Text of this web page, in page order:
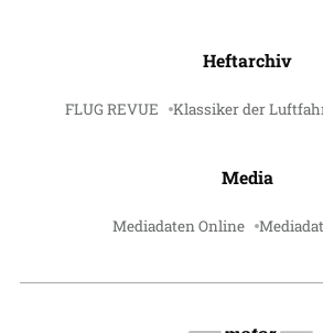
Heftarchiv
FLUG REVUE Klassiker der
Media
Mediadaten Online